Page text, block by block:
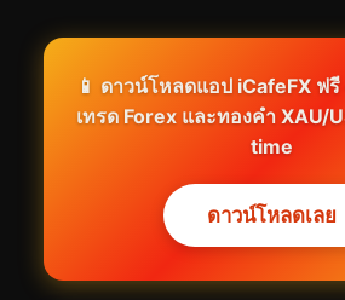
📱 ดาวน์โหลดแอป iCafeFX
เทรด Forex และทองคำ XAU/
time
ดาวน์โหลดเลย